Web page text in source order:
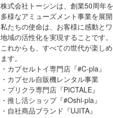
株式会社トーシンは、創業50周年
多様なアミューズメント事業を展開
私たちの使命は、お客様に感動と
地域の活性化を実現することです。
これからも、すべての世代が楽し
ます。
・カプセルトイ専門店『#C-pla』
・カプセル自販機レンタル事業
・プリクラ専門店『PICTALE』
・推し活ショップ『#Oshi-pla』
・自社商品ブランド『UJITA』